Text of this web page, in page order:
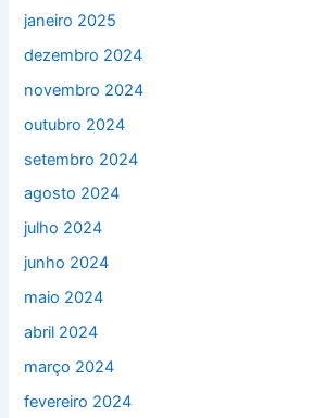
janeiro 2025
dezembro 2024
novembro 2024
outubro 2024
setembro 2024
agosto 2024
julho 2024
junho 2024
maio 2024
abril 2024
março 2024
fevereiro 2024